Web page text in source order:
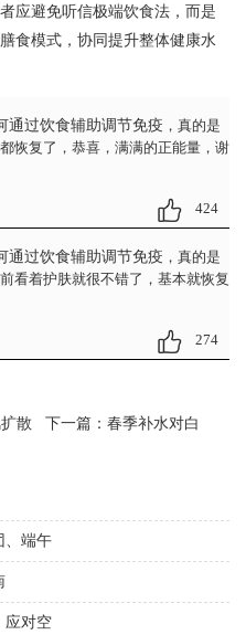
应避免听信极端饮食法，而是
食模式，协同提升整体健康水
通过饮食辅助调节免疫 ，真的是
恢复了，恭喜，满满的正能量，谢
424
通过饮食辅助调节免疫 ，真的是
看着护肤就很不错了，基本就恢复
274
散 下一篇： 春季补水对白
、端午
应对空